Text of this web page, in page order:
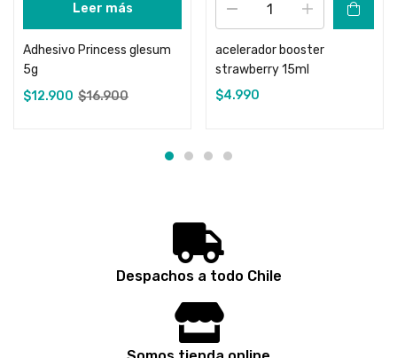
Leer más
Adhesivo Princess glesum
5g
$12.900 $16.900
acelerador booster
strawberry 15ml
$4.990
Despachos a todo Chile